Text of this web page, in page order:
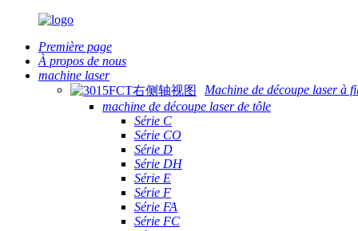
Première page
À propos de nous
machine laser
Machine de découpe laser à
machine de découpe laser de tôle
Série C
Série CO
Série D
Série DH
Série E
Série F
Série FA
Série FC